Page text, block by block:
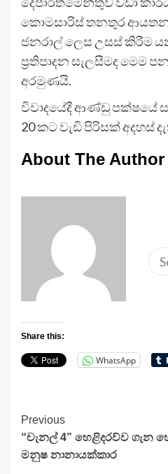
කොමසාරිස් තනතුර
ජනරාල් ලෙස උසස් කිරීම
ප්‍රතිපාදන සැලසීමද මෙම
අරමුණයි.
විවාදයේදී ආණ්ඩු පක්ෂයේ
20 කට වැඩි පිරිසක් අදහස්
About The Author
Share this:
WhatsApp
Continue
Reading
Previous
“චැනල් 4” හෙළිදරව්ව ගැන
මනුෂ නානායක්කාර